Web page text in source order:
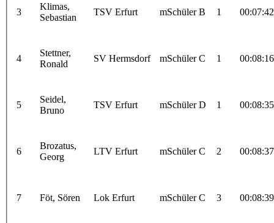
3
Klimas,
Sebastian
TSV Erfurt mSchüler B 1 00:07:42
4
Stettner,
Ronald
SV Hermsdorf mSchüler C 1 00:08:16
5
Seidel,
Bruno
TSV Erfurt mSchüler D 1 00:08:35
6
Brozatus,
Georg
LTV Erfurt mSchüler C 2 00:08:37
7 Föt, Sören Lok Erfurt mSchüler C 3 00:08:39